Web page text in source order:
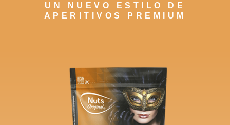
UN NUEVO ESTILO DE
APERITIVOS PREMIUM